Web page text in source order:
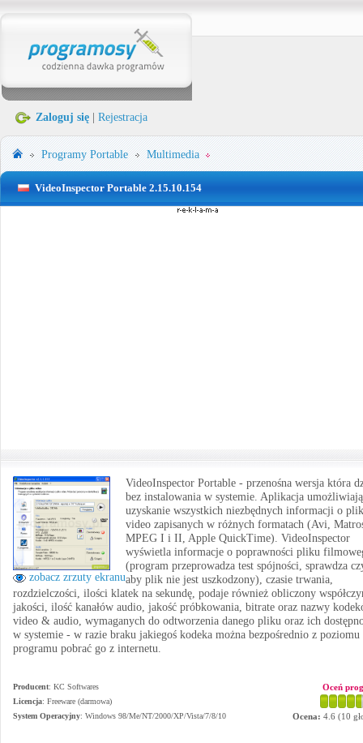
Zaloguj się Rejestracja
Programy Portable Multimedia
VideoInspector Portable 2.15.10.154
zobacz zrzuty ekranu
VideoInspector Portable - przenośna wersja która
bez instalowania w systemie. Aplikacja
uzyskanie wszystkich niezbędnych informacji o
video zapisanych w różnych formatach (Avi,
MPEG I i II, Apple QuickTime). VideoInspector
wyświetla informacje o poprawności pliku
(program przeprowadza test spójności, sprawdza
aby plik nie jest uszkodzony), czasie trwania,
rozdzielczości, ilości klatek na sekundę, podaje również obliczony
jakości, ilość kanałów audio, jakość próbkowania, bitrate oraz nazwy
video & audio, wymaganych do odtworzenia danego pliku oraz ich
w systemie - w razie braku jakiegoś kodeka można bezpośrednio z poziomu
programu pobrać go z internetu.
Producent: KC Softwares
Licencja: Freeware (darmowa)
System Operacyjny: Windows 98/Me/NT/2000/XP/Vista/7/8/10
Oceń
Ocena: 4.6 (10